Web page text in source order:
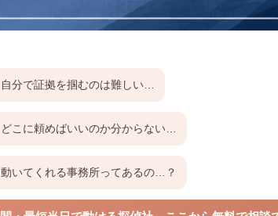
分で証拠を掴むのは難しい…
こに頼めばいいのか分からない…
いてくれる事務所ってあるの…？